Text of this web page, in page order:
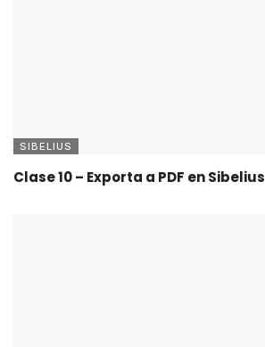
SIBELIUS
Clase 10 – Exporta a PDF en Sibelius